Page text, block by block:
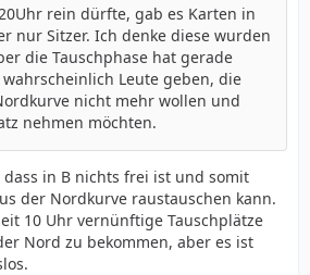
rein dürfte, gab es Karten in
nur Sitzer. Ich denke diese wurden
die Tauschphase hat gerade
Leute geben, die
nicht mehr wollen und
nehmen möchten.
dass in B nichts frei ist und somit
der Nordkurve raustauschen kann.
10 Uhr vernünftige Tauschplätze
Nord zu bekommen, aber es ist